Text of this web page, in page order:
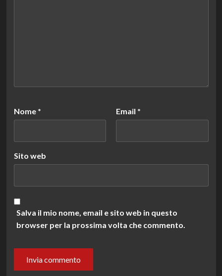
Nome * Email *
Sito web
Salva il mio nome, email e sito web in questo
browser per la prossima volta che commento.